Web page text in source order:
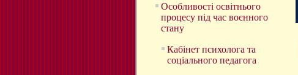
Особливості освітнього
процесу під час воєнного
стану
Кабінет психолога та
соціального педагога